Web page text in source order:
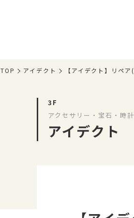
TOP アイデクト 【アイデクト】リペ
3F
アクセサリー・宝石・時
アイデクト